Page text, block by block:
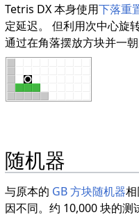
Tetris DX 本身使用下落重
定延迟。 但利用次中心旋
通过在角落摆放方块并一
随机器
与原本的 GB 方块随机器
因不同。约 10,000 块的测